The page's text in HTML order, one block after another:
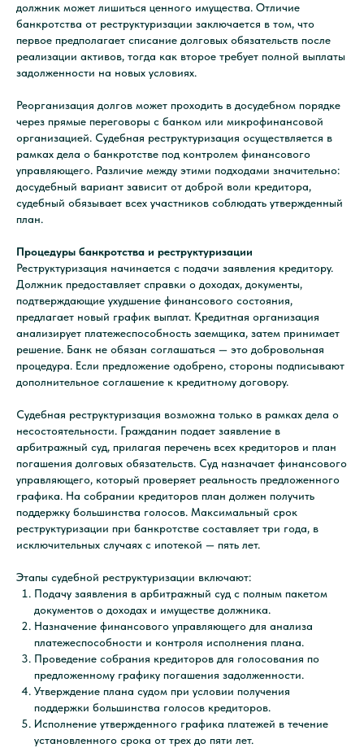
должник может лишиться ценного имущества. Отличие
банкротства от реструктуризации заключается в том, что
первое предполагает списание долговых обязательств после
реализации активов, тогда как второе требует полной выплаты
задолженности на новых условиях.
Реорганизация долгов может проходить в досудебном порядке
через прямые переговоры с банком или микрофинансовой
организацией. Судебная реструктуризация осуществляется в
рамках дела о банкротстве под контролем финансового
управляющего. Различие между этими подходами значительно:
досудебный вариант зависит от доброй воли кредитора,
судебный обязывает всех участников соблюдать утвержденный
план.
Процедуры банкротства и реструктуризации
Реструктуризация начинается с подачи заявления кредитору.
Должник предоставляет справки о доходах, документы,
подтверждающие ухудшение финансового состояния,
предлагает новый график выплат. Кредитная организация
анализирует платежеспособность заемщика, затем принимает
решение. Банк не обязан соглашаться — это добровольная
процедура. Если предложение одобрено, стороны подписывают
дополнительное соглашение к кредитному договору.
Судебная реструктуризация возможна только в рамках дела о
несостоятельности. Гражданин подает заявление в
арбитражный суд, прилагая перечень всех кредиторов и план
погашения долговых обязательств. Суд назначает финансового
управляющего, который проверяет реальность предложенного
графика. На собрании кредиторов план должен получить
поддержку большинства голосов. Максимальный срок
реструктуризации при банкротстве составляет три года, в
исключительных случаях с ипотекой — пять лет.
Этапы судебной реструктуризации включают:
Подачу заявления в арбитражный суд с полным пакетом
документов о доходах и имуществе должника.
Назначение финансового управляющего для анализа
платежеспособности и контроля исполнения плана.
Проведение собрания кредиторов для голосования по
предложенному графику погашения задолженности.
Утверждение плана судом при условии получения
поддержки большинства голосов кредиторов.
Исполнение утвержденного графика платежей в течение
установленного срока от трех до пяти лет.